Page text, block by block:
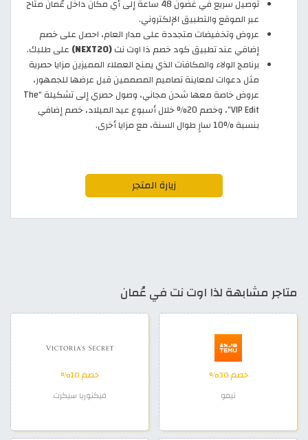
توصيل سريع في غضون 48 ساعة إلى أي مكان داخل عُمان متاح
عبر الموقع والتطبيق الإلكتروني.
عروض وتخفيضات متجددة على مدار العام، احصل على خصم
إضافي عند تطبيق كود خصم ذا اوت نت(NEXT20)
على طلبك.
برنامج الولاء والمكافآت الذي يمنح العملاء المميزين مزايا حصرية
مثل دعوات لمعاينة تصاميم المصممين قبل عرضها للجمهور،
عروض خاصة معها شحن مجاني، وصول حصري إلى تشكيلة “The
VIP Edit”، وخصم 20% خلال أسبوع عيد الميلاد، خصم إضافي
بنسبة %10 سارٍ طوال السنة، مع مزايا أخرى.
زيارة المتجر
متاجر مشابهة لذا اوت نت في عُمان
خصم 30%
تيمو
خصم 10%
فيكتوريا سيكرت